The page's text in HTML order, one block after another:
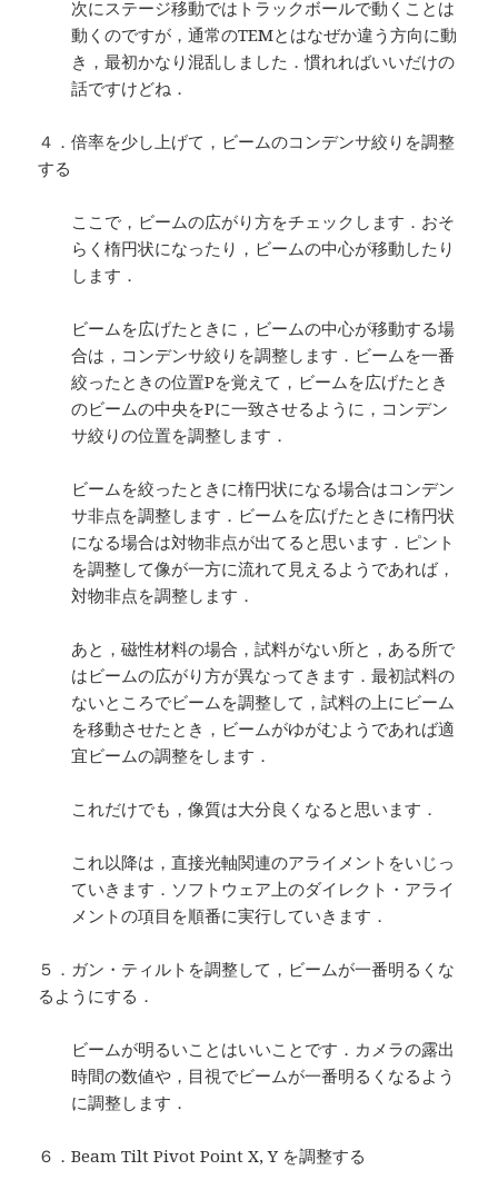
次にステージ移動ではトラックボールで動くことは
動くのですが，通常のTEMとはなぜか違う方向に動
き，最初かなり混乱しました．慣れればいいだけの
話ですけどね．
４．倍率を少し上げて，ビームのコンデンサ絞りを調整
する
ここで，ビームの広がり方をチェックします．おそ
らく楕円状になったり，ビームの中心が移動したり
します．
ビームを広げたときに，ビームの中心が移動する場
合は，コンデンサ絞りを調整します．ビームを一番
絞ったときの位置Pを覚えて，ビームを広げたとき
のビームの中央をPに一致させるように，コンデン
サ絞りの位置を調整します．
ビームを絞ったときに楕円状になる場合はコンデン
サ非点を調整します．ビームを広げたときに楕円状
になる場合は対物非点が出てると思います．ピント
を調整して像が一方に流れて見えるようであれば，
対物非点を調整します．
あと，磁性材料の場合，試料がない所と，ある所で
はビームの広がり方が異なってきます．最初試料の
ないところでビームを調整して，試料の上にビーム
を移動させたとき，ビームがゆがむようであれば適
宜ビームの調整をします．
これだけでも，像質は大分良くなると思います．
これ以降は，直接光軸関連のアライメントをいじっ
ていきます．ソフトウェア上のダイレクト・アライ
メントの項目を順番に実行していきます．
５．ガン・ティルトを調整して，ビームが一番明るくな
るようにする．
ビームが明るいことはいいことです．カメラの露出
時間の数値や，目視でビームが一番明るくなるよう
に調整します．
６．Beam Tilt Pivot Point X, Y を調整する